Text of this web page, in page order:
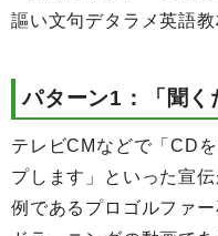
謳い文句デタラメ英語教
パターン1：「聞く
テレビCMなどで「CD
プします」といった宣
例であるプロゴルファ